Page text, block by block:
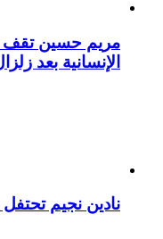
مريم حسين تقف
الإنسانية بعد
نادين نجيم